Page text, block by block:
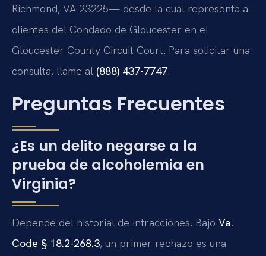
Richmond, VA 23225— desde la cual representa a
clientes del Condado de Gloucester en el
Gloucester County Circuit Court. Para solicitar una
consulta, llame al (888) 437-7747.
Preguntas Frecuentes
¿Es un delito negarse a la
prueba de alcoholemia en
Virginia?
Depende del historial de infracciones. Bajo Va.
Code § 18.2-268.3, un primer rechazo es una